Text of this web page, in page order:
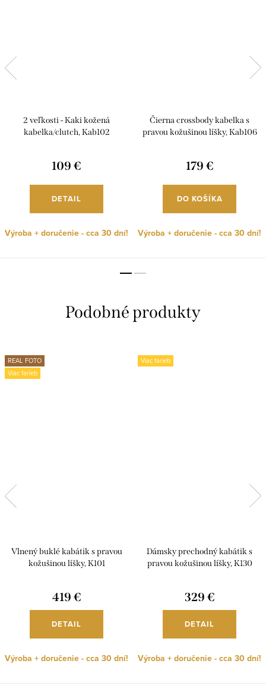
2 veľkosti - Kaki kožená
kabelka/clutch, Kab102
109 €
DETAIL
Výroba + doručenie - cca 30 dní!
Čierna crossbody kabelka s
pravou kožušinou líšky, Kab106
179 €
DO KOŠÍKA
Výroba + doručenie - cca 30 dní!
REAL FOTO
Viac farieb
Vlnený buklé kabátik s pravou
kožušinou líšky, K101
419 €
DETAIL
Výroba + doručenie - cca 30 dní!
Viac farieb
Dámsky prechodný kabátik s
pravou kožušinou líšky, K130
329 €
DETAIL
Výroba + doručenie - cca 30 dní!